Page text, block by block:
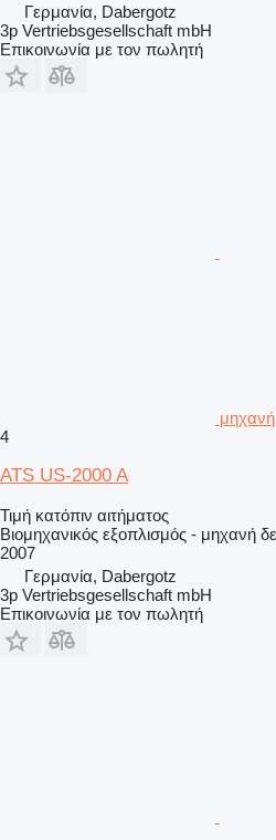
Γερμανία, Dabergotz
3p Vertriebsgesellschaft mbH
Επικοινωνία με τον πωλητή
4
ATS US-2000 A
Τιμή κατόπιν αιτήματος
Βιομηχανικός εξοπλισμός - μηχανή
2007
Γερμανία, Dabergotz
3p Vertriebsgesellschaft mbH
Επικοινωνία με τον πωλητή